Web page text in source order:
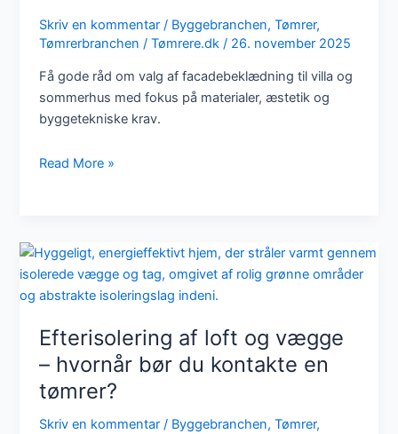
Skriv en kommentar / Byggebranchen,Tømrer,
Tømrerbranchen /Tømrere.dk/ 26. november 2025
Få gode råd om valg af facadebeklædning til villa og
sommerhus med fokus på materialer, æstetik og
byggetekniske krav.
Gode
af
facadebeklædning
til
eller
sommerhuset
Read More »
Efterisolering af loft og vægge
– hvornår bør du kontakte en
tømrer?
Skriv en kommentar / Byggebranchen,Tømrer,